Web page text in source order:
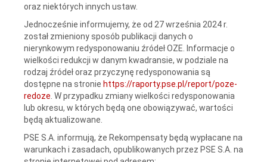
oraz niektórych innych ustaw.
Jednocześnie informujemy, że od 27 września 2024 r.
został zmieniony sposób publikacji danych o
nierynkowym redysponowaniu źródeł OZE. Informacje o
wielkości redukcji w danym kwadransie, w podziale na
rodzaj źródeł oraz przyczynę redysponowania są
dostępne na stronie https://raporty.pse.pl/report/poze-
redoze . W przypadku zmiany wielkości redysponowania
lub okresu, w których będą one obowiązywać, wartości
będą aktualizowane.
PSE S.A. informują, że Rekompensaty będą wypłacane na
warunkach i zasadach, opublikowanych przez PSE S.A. na